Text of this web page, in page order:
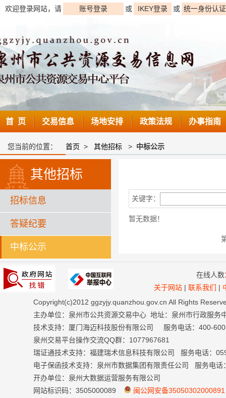
欢迎登录网站，请 账号登录 或 IKEY登录 或 统一身份认
首 页 交易信息 场地安排 政策法规 办事指南
您当前的位置： 首页 > 其他招标 > 中标公示
其他招标
招标信息
答疑纪要
中标公示
关键字：
暂无数据！
在线人数
关于网站 | 联系我们 |
Copyright(c)2012 ggzyjy.quanzhou.gov.cn All Rights
主办单位：泉州市公共资源交易中心 地址：泉州市行政服
技术支持：厦门海迈科技股份有限公司 服务电话：400-
泉州交易平台操作交流QQ群：1077967681
瑞证通技术支持：福建瑞术信息科技有限公司 服务电话：
电子保函技术支持：泉州市数据集团有限责任公司 服务电话
开办单位：泉州大数据运营服务有限公司
网站标识码：3505000089
闽公网安备35050302000891